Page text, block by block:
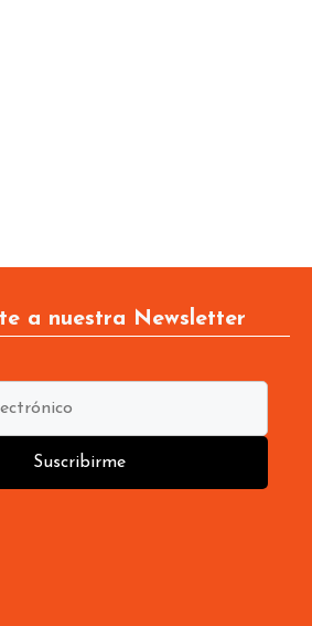
a nuestra Newsletter
Suscribirme